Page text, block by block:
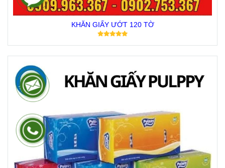
KHĂN GIẤY ƯỚT 120 TỜ